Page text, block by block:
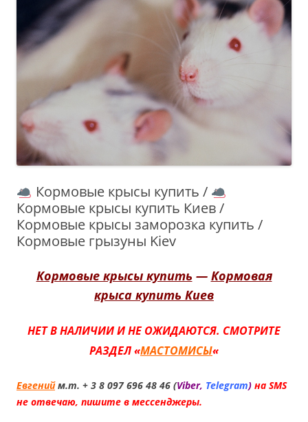
Кормовые крысы купить /
Кормовые крысы купить Киев /
Кормовые крысы заморозка купить /
Кормовые грызуны Kiev
Кормовые крысы купить — Кормовая
крыса купить Киев
НЕТ В НАЛИЧИИ И НЕ ОЖИДАЮТСЯ. СМОТРИТЕ
РАЗДЕЛ «МАСТОМИСЫ«
Евгенийм.т. + 3 8 097 696 48 46 (Viber, Telegram) на SMS
не отвечаю, пишите в мессенджеры.